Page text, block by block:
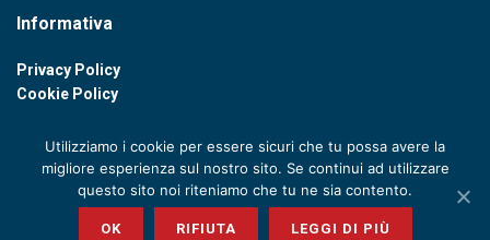
Informativa
Privacy Policy
Cookie Policy
© 2020 GIORNALE ROSSOBLU - P. IVA 02985480736
Utilizziamo i cookie per essere sicuri che tu possa avere la
migliore esperienza sul nostro sito. Se continui ad utilizzare
questo sito noi riteniamo che tu ne sia contento.
OK RIFIUTA LEGGI DI PIÙ